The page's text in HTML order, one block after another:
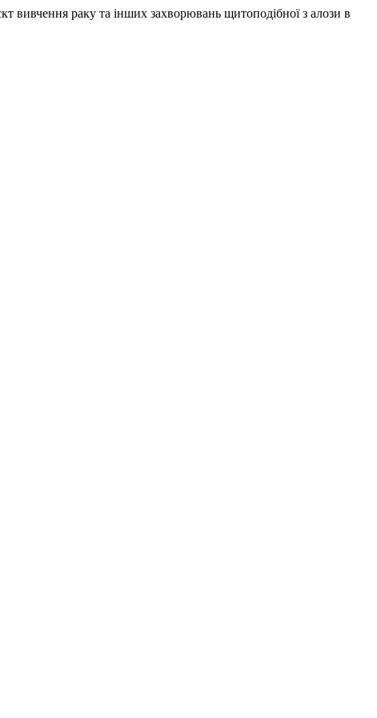
раку та інших захворювань щитоподібної з алози в